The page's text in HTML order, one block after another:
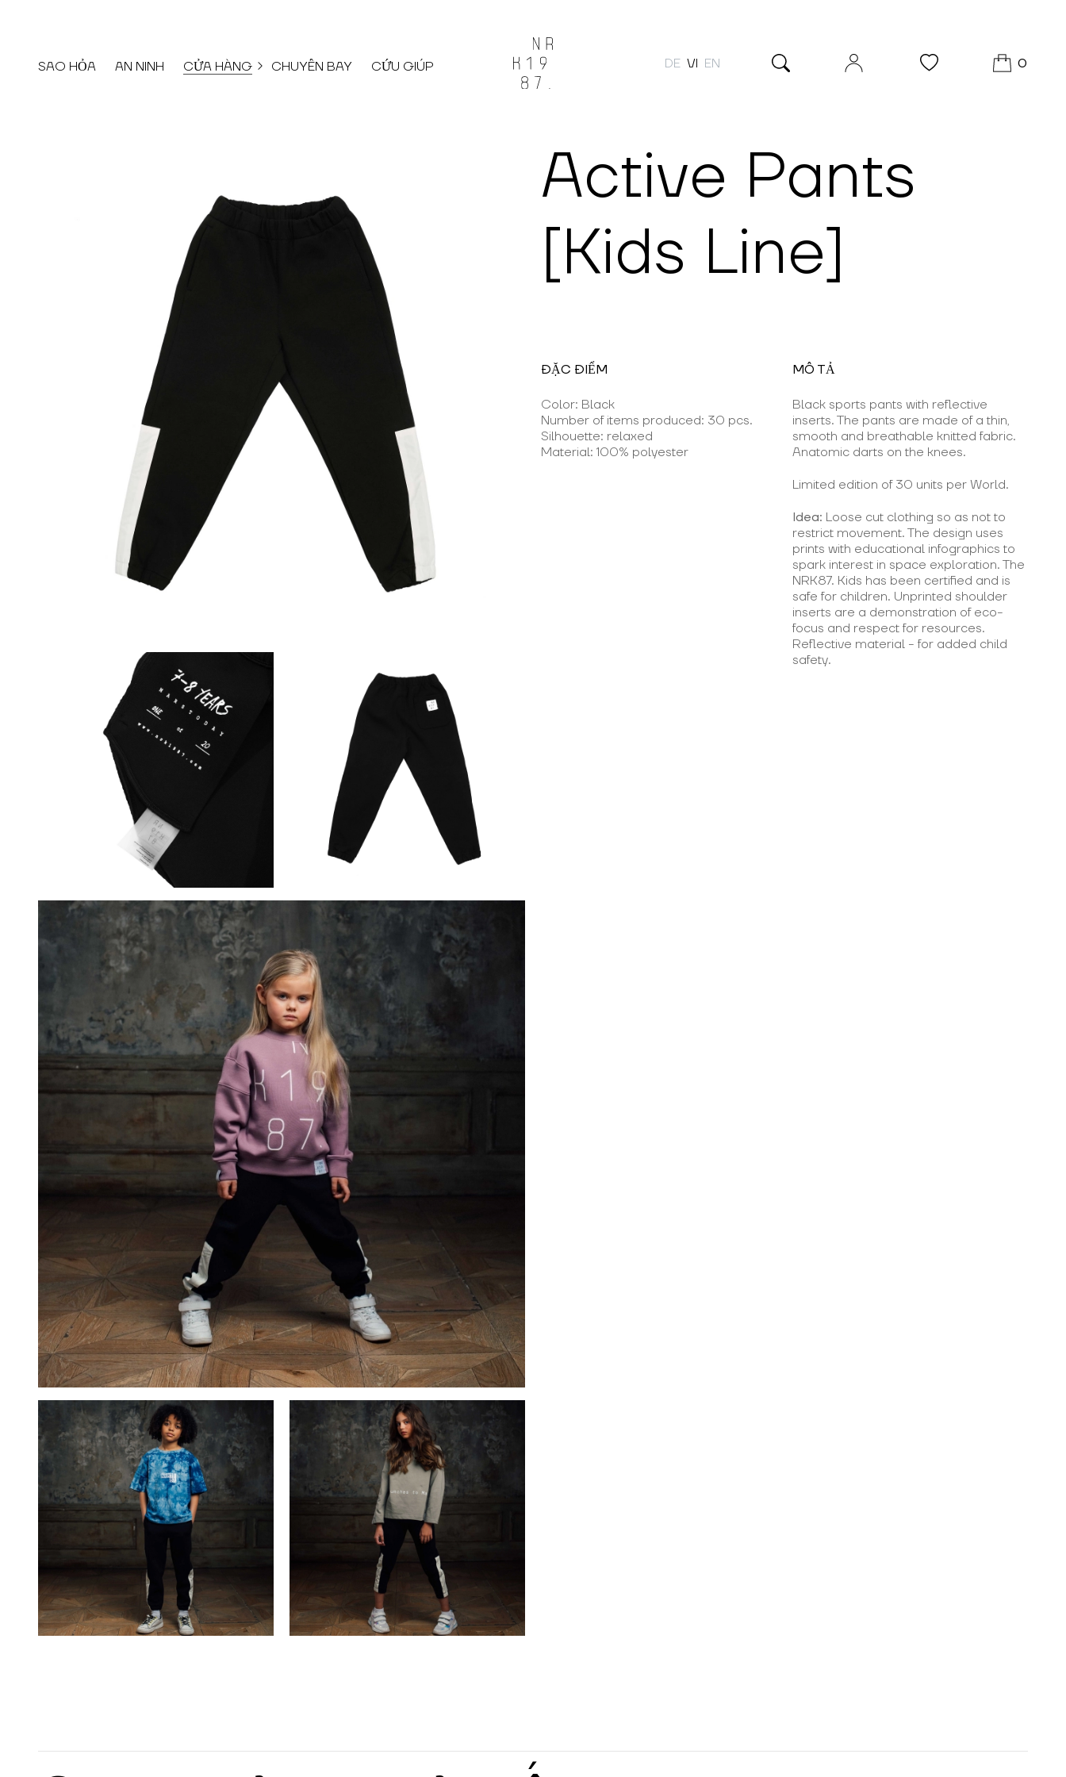
SAO HỎA AN NINH CỬA HÀNG CHUYẾN BAY CỨU GIÚP DE VI EN 0
Active Pants
[Kids Line]
ĐẶC ĐIỂM
Color: Black
Number of items produced: 30 pcs.
Silhouette: relaxed
Material: 100% polyester
MÔ TẢ
Black sports pants with reflective
inserts. The pants are made of a thin,
smooth and breathable knitted fabric.
Anatomic darts on the knees.
Limited edition of 30 units per World.
Idea: Loose cut clothing so as not to
restrict movement. The design uses
prints with educational infographics to
spark interest in space exploration. The
NRK87. Kids has been certified and is
safe for children. Unprinted shoulder
inserts are a demonstration of eco-
focus and respect for resources.
Reflective material - for added child
safety.